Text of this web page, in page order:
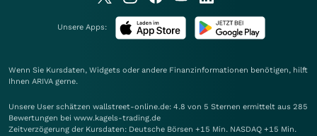
Unsere Apps:
Wenn Sie Kursdaten, Widgets oder andere Finanzinformationen benötigen, hilft
Ihnen ARIVA gerne.
Unsere User schätzen wallstreet-online.de: 4.8 von 5 Sternen ermittelt aus 285
Bewertungen bei www.kagels-trading.de
Zeitverzögerung der Kursdaten: Deutsche Börsen +15 Min. NASDAQ +15 Min.